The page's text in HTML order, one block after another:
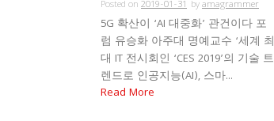
Posted on 2019-01-31 byamagrammer
5G 확산이 ‘AI 대중화’ 관건이다 포
럼 유승화 아주대 명예교수 ‘세계 최
대 IT 전시회인 ‘CES 2019’의 기술 트
렌드로 인공지능(AI), 스마...
Read More